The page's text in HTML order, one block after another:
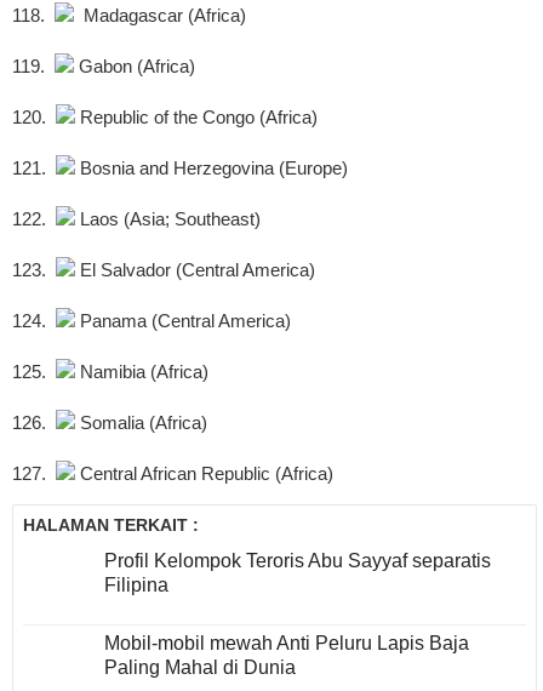
118. Madagascar (Africa)
119. Gabon (Africa)
120. Republic of the Congo (Africa)
121. Bosnia and Herzegovina (Europe)
122. Laos (Asia; Southeast)
123. El Salvador (Central America)
124. Panama (Central America)
125. Namibia (Africa)
126. Somalia (Africa)
127. Central African Republic (Africa)
HALAMAN TERKAIT :
Profil Kelompok Teroris Abu Sayyaf separatis
Filipina
Mobil-mobil mewah Anti Peluru Lapis Baja
Paling Mahal di Dunia